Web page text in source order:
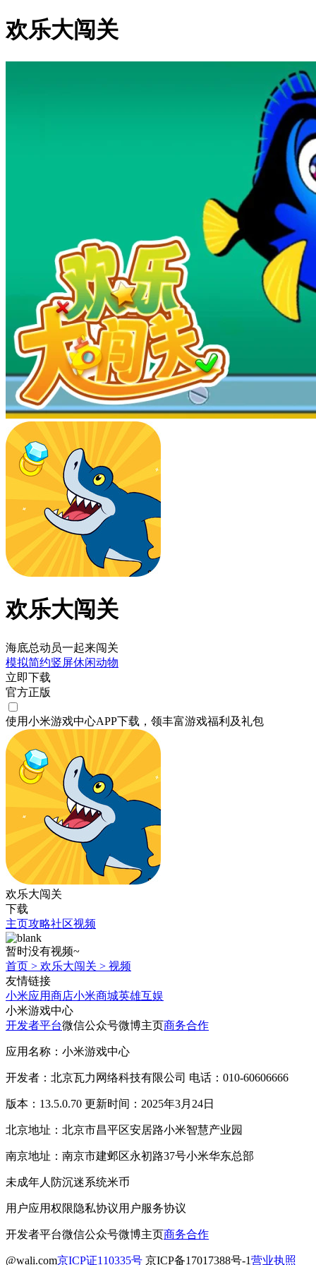
欢乐大闯关
欢乐大闯关
海底总动员一起来闯关
模拟简约竖屏休闲动物
立即下载
官方正版
使用小米游戏中心APP下载 ，领丰富游戏福利 及礼包
欢乐大闯关
下载
主页攻略社区视频
暂时没有视频~
首页 > 欢乐大闯关 > 视频
友情链接
小米应用商店小米商城英雄互娱
小米游戏中心
开发者平台微信公众号微博主页商务合作
应用名称：小米游戏中心
开发者：北京瓦力网络科技有限公司 电话：010-60606666
版本：13.5.0.70 更新时间：2025年3月24日
北京地址：北京市昌平区安居路小米智慧产业园
南京地址：南京市建邺区永初路37号小米华东总部
未成年人防沉迷系统米币
用户应用权限隐私协议用户服务协议
开发者平台微信公众号微博主页商务合作
@wali.com京ICP证110335号 京ICP备17017388号-1营业执照